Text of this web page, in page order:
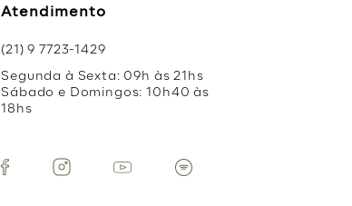
Atendimento
(21) 9 7723-1429
Segunda à Sexta: 09h às 21hs
Sábado e Domingos: 10h40 às
18hs